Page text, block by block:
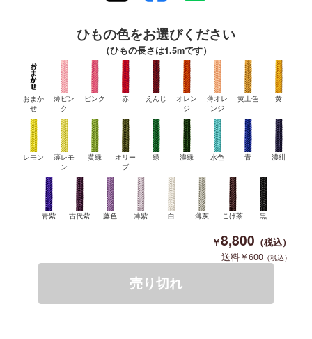
ひもの色をお選びください
（ひもの長さは1.5mです）
おまか
せ
薄ピン
ク
ピンク 赤 えんじ
オレン
ジ
薄オレ
ンジ
黄土色 黄
レモン
薄レモ
ン
黄緑
オリー
ブ
緑 濃緑 水色 青 濃紺
青紫 古代紫 藤色 薄紫 白 薄灰 こげ茶 黒
8,800
600